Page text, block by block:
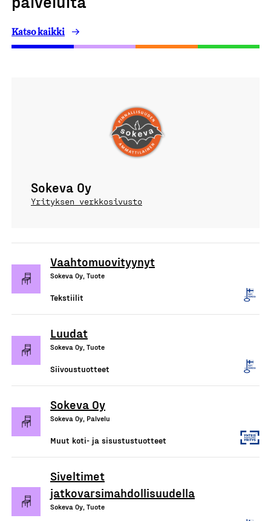
Katso kaikki
Sokeva Oy
Yrityksen verkkosivusto
Vaahtomuovityynyt
Sokeva Oy, Tuote
Tekstiilit
Luudat
Sokeva Oy, Tuote
Siivoustuotteet
Sokeva Oy
Sokeva Oy, Palvelu
Muut koti- ja sisustustuotteet
Siveltimet
jatkovarsimahdollisuudella
Sokeva Oy, Tuote